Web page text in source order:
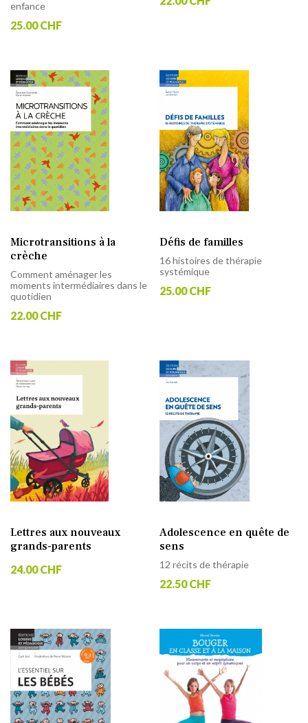
enfance
25.00 CHF
Microtransitions à la
crèche
Comment aménager les
moments intermédiaires dans le
quotidien
22.00 CHF
Défis de familles
16 histoires de thérapie
systémique
25.00 CHF
Lettres aux nouveaux
grands-parents
24.00 CHF
Adolescence en quête de
sens
12 récits de thérapie
22.50 CHF